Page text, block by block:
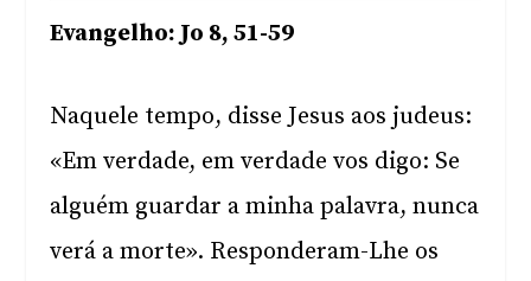
Evangelho: Jo 8, 51-59
Naquele tempo, disse Jesus aos judeus:
«Em verdade, em verdade vos digo: Se
alguém guardar a minha palavra, nunca
verá a morte». Responderam-Lhe os